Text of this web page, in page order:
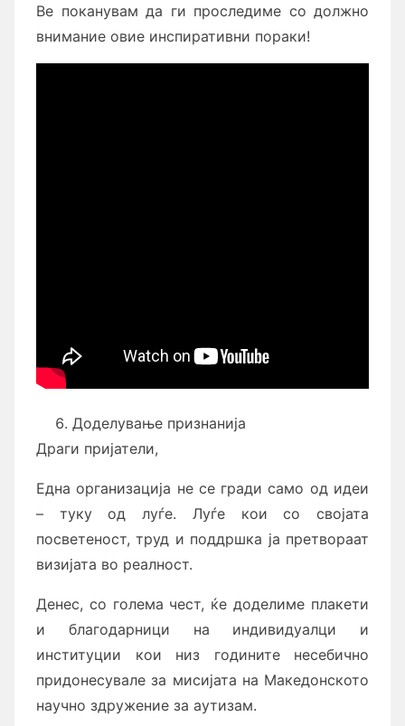
Ве поканувам да ги проследиме со должно
внимание овие инспиративни пораки!
Доделување признанија
Драги пријатели,
Една организација не се гради само од идеи
– туку од луѓе. Луѓе кои со својата
посветеност, труд и поддршка ја претвораат
визијата во реалност.
Денес, со голема чест, ќе доделиме плакети
и благодарници на индивидуалци и
институции кои низ годините несебично
придонесувале за мисијата на Македонското
научно здружение за аутизам.